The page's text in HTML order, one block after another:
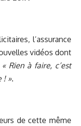
l’assurance
vidéos dont
« Rien à faire, c’est
! ».
de cette même